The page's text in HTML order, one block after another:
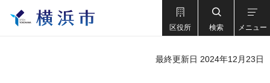
区役所 検索 メニュー
最終更新日 2024年12月23日